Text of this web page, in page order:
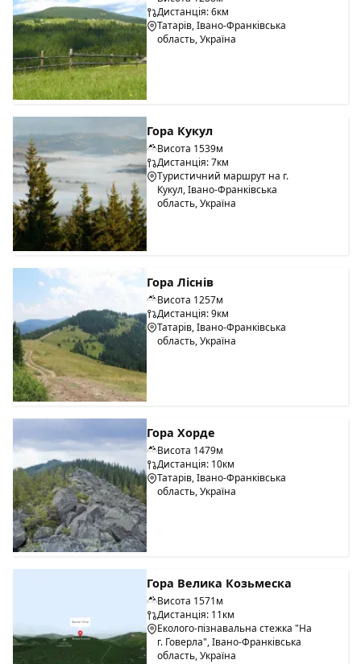
Дистанція: 6км
Татарів, Івано-Франківська
область, Україна
Гора Кукул
Висота 1539м
Дистанція: 7км
Туристичний маршрут на г.
Кукул, Івано-Франківська
область, Україна
Гора Ліснів
Висота 1257м
Дистанція: 9км
Татарів, Івано-Франківська
область, Україна
Гора Хорде
Висота 1479м
Дистанція: 10км
Татарів, Івано-Франківська
область, Україна
Гора Велика Козьмеска
Висота 1571м
Дистанція: 11км
Еколого-пізнавальна стежка "На
г. Говерла", Івано-Франківська
область, Україна